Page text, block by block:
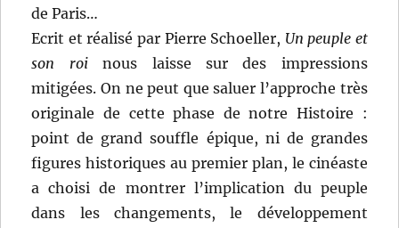
de Paris…
Ecrit et réalisé par Pierre Schoeller, Un peuple et
son roinous laisse sur des impressions
mitigées. On ne peut que saluer l’approche très
originale de cette phase de notre Histoire :
point de grand souffle épique, ni de grandes
figures historiques au premier plan, le cinéaste
a choisi de montrer l’implication du peuple
dans les changements, le développement